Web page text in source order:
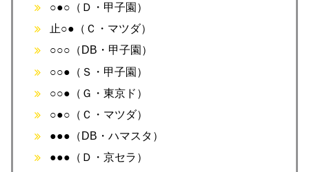
○●○（Ｄ・甲子園）
止○●（Ｃ・マツダ）
○○○（DB・甲子園）
○○●（Ｓ・甲子園）
○○●（Ｇ・東京ド）
○●○（Ｃ・マツダ）
●●●（DB・ハマスタ）
●●●（Ｄ・京セラ）